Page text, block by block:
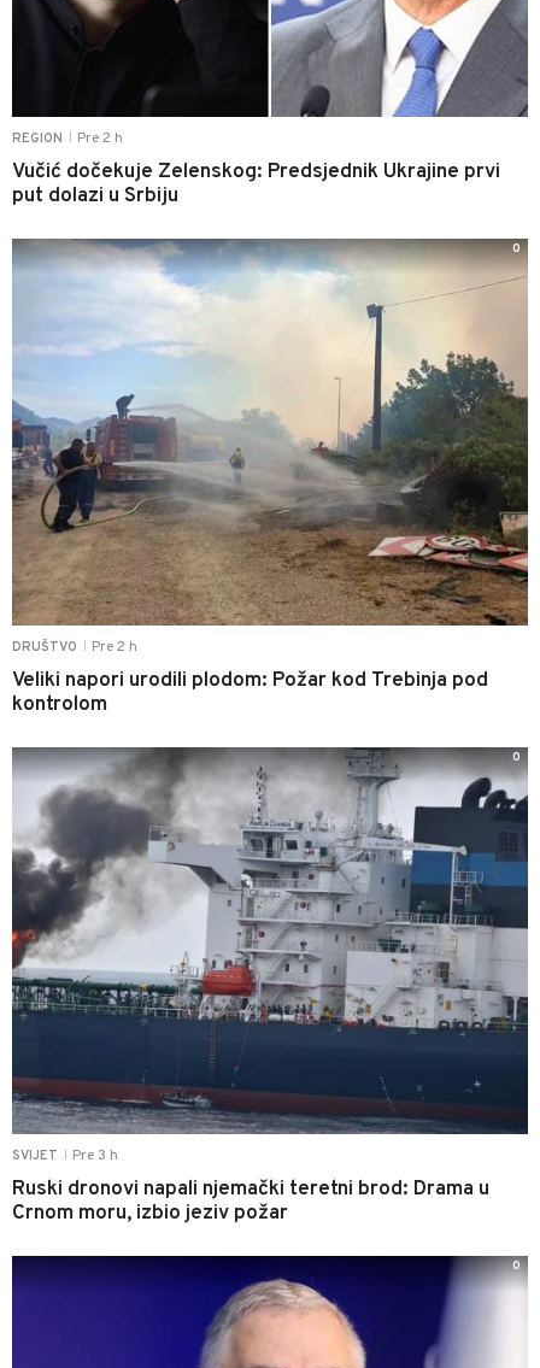
REGION Pre 2 h
Vučić dočekuje Zelenskog: Predsjednik Ukrajine prvi
put dolazi u Srbiju
DRUŠTVO Pre 2 h
Veliki napori urodili plodom: Požar kod Trebinja pod
kontrolom
0
SVIJET Pre 3 h
Ruski dronovi napali njemački teretni brod: Drama u
Crnom moru, izbio jeziv požar
0
0